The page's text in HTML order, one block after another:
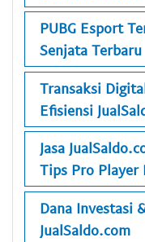
PUBG Esport
Senjata Terbaru
Transaksi
Efisiensi
Jasa
Tips Pro Player
Dana Investasi
JualSaldo.com